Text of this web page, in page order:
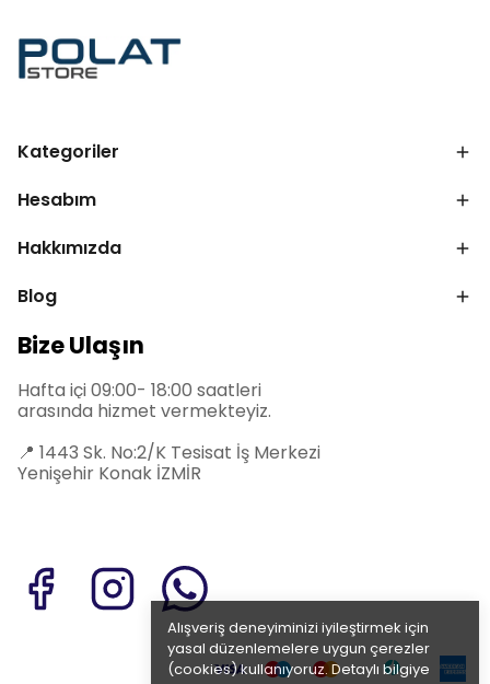
Alışveriş deneyiminizi iyileştirmek için
yasal düzenlemelere uygun çerezler
(cookies) kullanıyoruz. Detaylı bilgiye
Kategoriler
Hesabım
Hakkımızda
Blog
Bize Ulaşın
Hafta içi 09:00- 18:00 saatleri
arasında hizmet vermekteyiz.
📍 1443 Sk. No:2/K Tesisat İş Merkezi
Yenişehir Konak İZMİR